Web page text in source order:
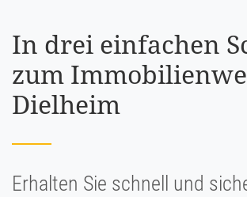
In drei einfachen
zum
Dielheim
Erhalten Sie schnell und